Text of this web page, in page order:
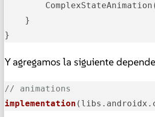
    }
}
Y agregamos la siguiente
// animations
implementation